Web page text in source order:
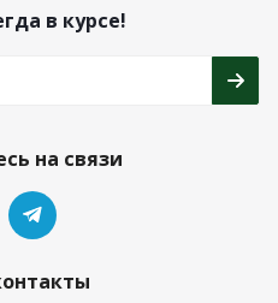
в курсе!
на связи